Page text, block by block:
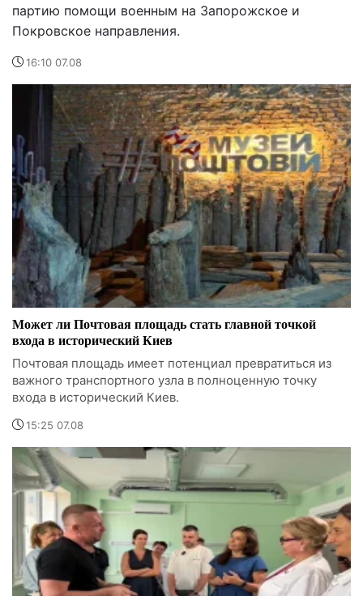
партию помощи военным на Запорожское и
Покровское направления.
16:10 07.08
Может ли Почтовая площадь стать главной точкой
входа в исторический Киев
Почтовая площадь имеет потенциал превратиться из
важного транспортного узла в полноценную точку
входа в исторический Киев.
15:25 07.08